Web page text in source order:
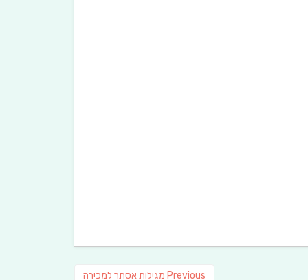
Previous
Previous
מגילות אסתר למכירה